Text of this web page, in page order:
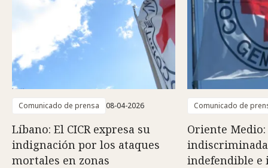
Comunicado de prensa 08-04-2026
Líbano: El CICR expresa su
indignación por los ataques
mortales en zonas
Comunicado de
Oriente
indefendible e